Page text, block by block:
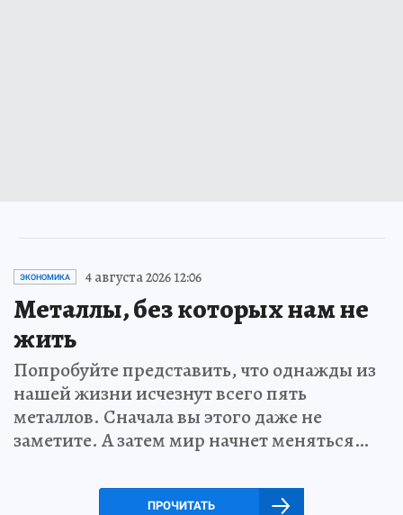
ЭКОНОМИКА 4 августа 2026 12:06
Металлы, без которых нам не
жить
Попробуйте представить, что однажды из
нашей жизни исчезнут всего пять
металлов. Сначала вы этого даже не
заметите. А затем мир начнет меняться…
ПРОЧИТАТЬ